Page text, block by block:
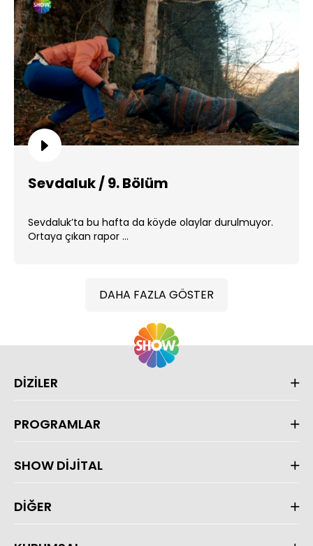
Sevdaluk / 9. Bölüm
Sevdaluk’ta bu hafta da köyde olaylar durulmuyor.
Ortaya çıkan rapor ...
DAHA FAZLA GÖSTER
DİZİLER
PROGRAMLAR
SHOW DİJİTAL
DİĞER